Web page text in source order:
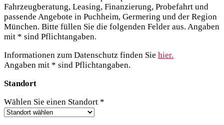
Fahrzeugberatung, Leasing, Finanzierung, Probefahrt und
passende Angebote in Puchheim, Germering und der Region
München. Bitte füllen Sie die folgenden Felder aus. Angaben
mit * sind Pflichtangaben.
Informationen zum Datenschutz finden Sie hier.
Angaben mit * sind Pflichtangaben.
Standort
Wählen Sie einen Standort *